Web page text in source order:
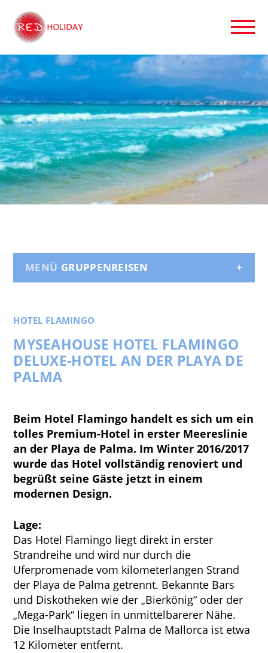
GRUPPENREISEN
HOTEL FLAMINGO
MYSEAHOUSE HOTEL FLAMINGO
DELUXE-HOTEL AN DER PLAYA DE
PALMA
Beim Hotel Flamingo handelt es sich um ein
tolles Premium-Hotel in erster Meereslinie
an der Playa de Palma. Im Winter 2016/2017
wurde das Hotel vollständig renoviert und
begrüßt seine Gäste jetzt in einem
modernen Design.
Lage:
Das Hotel Flamingo liegt direkt in erster
Strandreihe und wird nur durch die
Uferpromenade vom kilometerlangen Strand
der Playa de Palma getrennt. Bekannte Bars
und Diskotheken wie der „Bierkönig“ oder der
„Mega-Park“ liegen in unmittelbarerer Nähe.
Die Inselhauptstadt Palma de Mallorca ist etwa
12 Kilometer entfernt.